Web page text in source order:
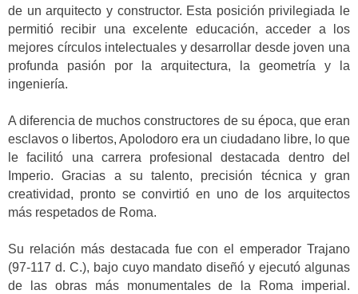
de un arquitecto y constructor. Esta posición privilegiada le
permitió recibir una excelente educación, acceder a los
mejores círculos intelectuales y desarrollar desde joven una
profunda pasión por la arquitectura, la geometría y la
ingeniería.
A diferencia de muchos constructores de su época, que eran
esclavos o libertos, Apolodoro era un ciudadano libre, lo que
le facilitó una carrera profesional destacada dentro del
Imperio. Gracias a su talento, precisión técnica y gran
creatividad, pronto se convirtió en uno de los arquitectos
más respetados de Roma.
Su relación más destacada fue con el emperador Trajano
(97-117 d. C.), bajo cuyo mandato diseñó y ejecutó algunas
de las obras más monumentales de la Roma imperial.